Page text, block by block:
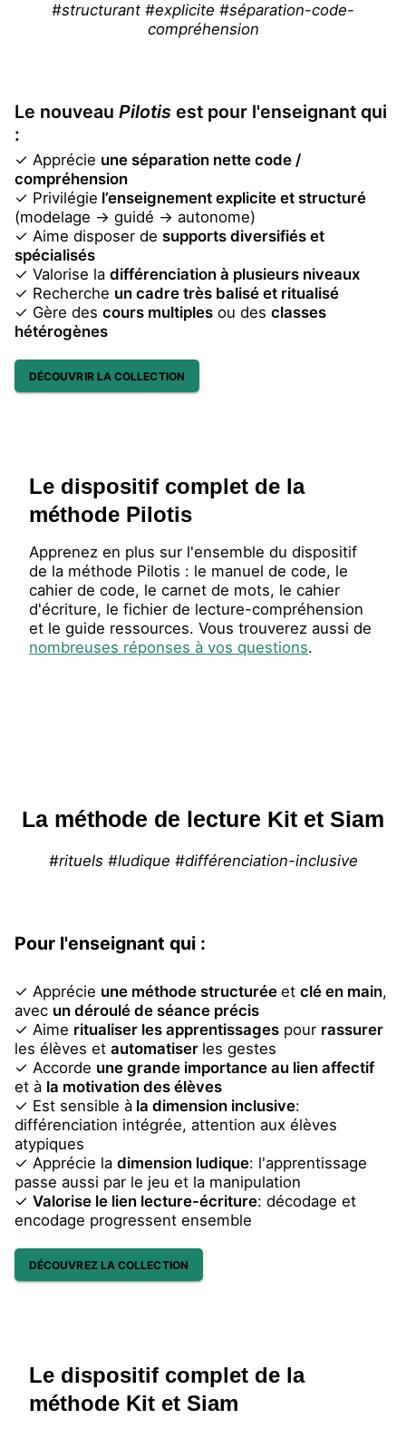
#structurant #explicite #séparation-code-
compréhension
Le nouveau Pilotis est pour l'enseignant qui
:
✓ Apprécie une séparation nette code /
compréhension
✓ Privilégie l’enseignement explicite et structuré
(modelage → guidé → autonome)
✓ Aime disposer de supports diversifiés et
spécialisés
✓ Valorise la différenciation à plusieurs niveaux
✓ Recherche un cadre très balisé et ritualisé
✓ Gère des cours multiples ou des classes
hétérogènes
DÉCOUVRIR LA COLLECTION
Le dispositif complet de la
méthode Pilotis
Apprenez en plus sur l'ensemble du dispositif
de la méthode Pilotis : le manuel de code, le
cahier de code, le carnet de mots, le cahier
d'écriture, le fichier de lecture-compréhension
et le guide ressources. Vous trouverez aussi de
nombreuses réponses à vos questions.
La méthode de lecture Kit et Siam
#rituels #ludique #différenciation-inclusive
Pour l'enseignant qui :
✓ Apprécie une méthode structurée et clé en main,
avec un déroulé de séance précis
✓ Aime ritualiser les apprentissages pour rassurer
les élèves et automatiser les gestes
✓ Accorde une grande importance au lien affectif
et à la motivation des élèves
✓ Est sensible à la dimension inclusive:
différenciation intégrée, attention aux élèves
atypiques
✓ Apprécie la dimension ludique: l'apprentissage
passe aussi par le jeu et la manipulation
✓ Valorise le lien lecture-écriture: décodage et
encodage progressent ensemble
DÉCOUVREZ LA COLLECTION
Le dispositif complet de la
méthode Kit et Siam